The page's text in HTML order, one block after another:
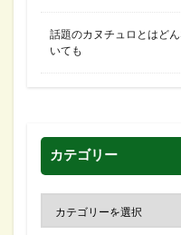
話題のカヌチュロとはど
いても
カテゴリー